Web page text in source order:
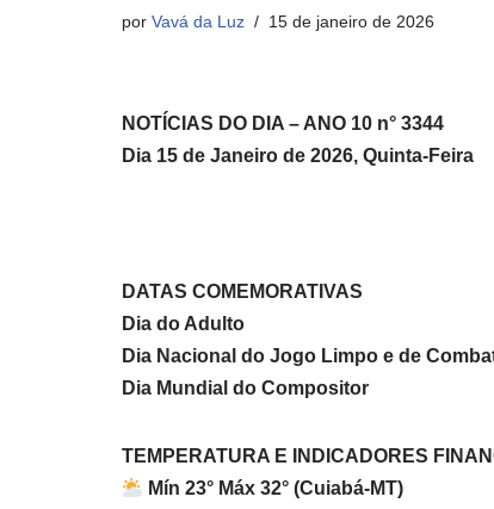
por Vavá da Luz 15 de janeiro de 2026
NOTÍCIAS DO DIA – ANO 10 n° 3344
Dia 15 de Janeiro de 2026, Quinta-Feira
DATAS COMEMORATIVAS
Dia do Adulto
Dia Nacional do Jogo Limpo e de
Dia Mundial do Compositor
TEMPERATURA E INDICADORES
Mín 23° Máx 32° (Cuiabá-MT)